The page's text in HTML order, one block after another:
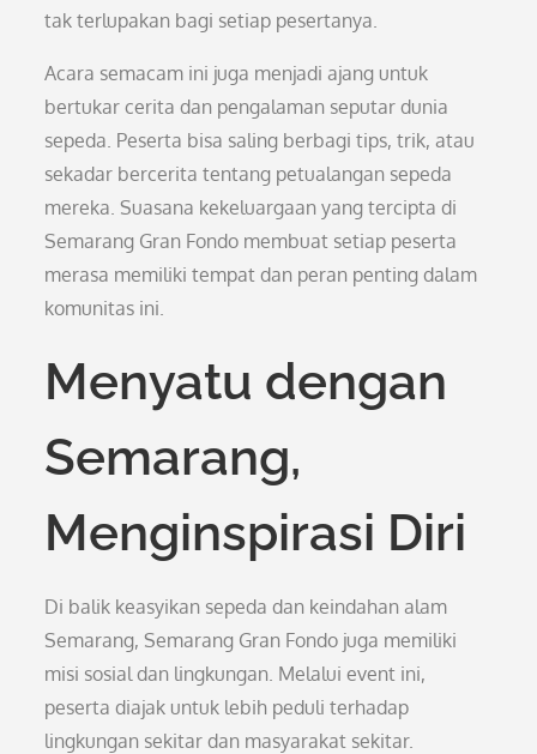
tak terlupakan bagi setiap pesertanya.
Acara semacam ini juga menjadi ajang untuk
bertukar cerita dan pengalaman seputar dunia
sepeda. Peserta bisa saling berbagi tips, trik, atau
sekadar bercerita tentang petualangan sepeda
mereka. Suasana kekeluargaan yang tercipta di
Semarang Gran Fondo membuat setiap peserta
merasa memiliki tempat dan peran penting dalam
komunitas ini.
Menyatu dengan
Semarang,
Menginspirasi Diri
Di balik keasyikan sepeda dan keindahan alam
Semarang, Semarang Gran Fondo juga memiliki
misi sosial dan lingkungan. Melalui event ini,
peserta diajak untuk lebih peduli terhadap
lingkungan sekitar dan masyarakat sekitar.